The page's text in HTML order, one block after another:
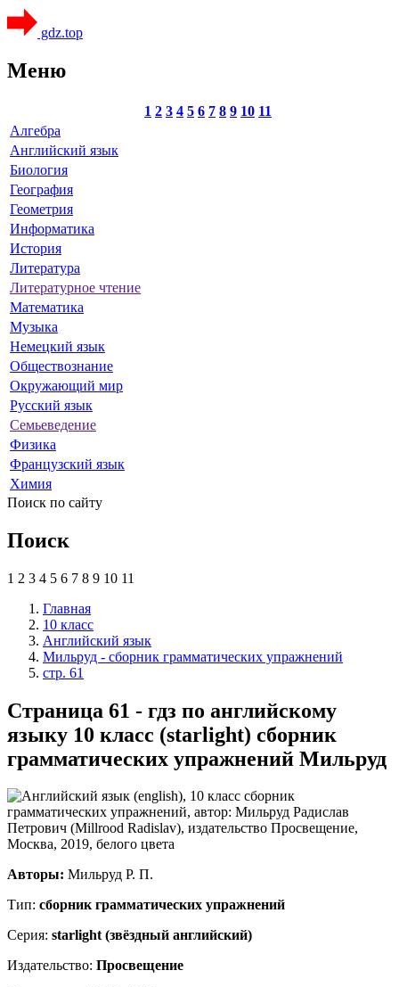
gdz.top
Меню
1 2 3 4 5 6 7 8 9 10 11
Алгебра
Английский язык
Биология
География
Геометрия
Информатика
История
Литература
Литературное чтение
Математика
Музыка
Немецкий язык
Обществознание
Окружающий мир
Русский язык
Семьеведение
Физика
Французский язык
Химия
Поиск по сайту
Поиск
1 2 3 4 5 6 7 8 9 10 11
Главная
10 класс
Английский язык
Мильруд - сборник грамматических упражнений
стр. 61
Страница 61 - гдз по английскому
языку 10 класс (starlight) сборник
грамматических упражнений Мильруд
Авторы: Мильруд Р. П.
Тип: сборник грамматических упражнений
Серия: starlight (звёздный английский)
Издательство: Просвещение